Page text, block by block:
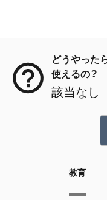
どうやった
使えるの？
該当なし
教育